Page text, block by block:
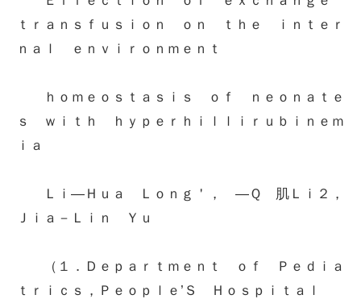
ｔｒａｎｓｆｕｓｉｏｎ ｏｎ ｔｈｅ ｉｎｔｅｒ
ｎａｌ ｅｎｖｉｒｏｎｍｅｎｔ
ｈｏｍｅｏｓｔａｓｉｓ ｏｆ ｎｅｏｎａｔｅ
ｓ ｗｉｔｈ ｈｙｐｅｒｈｉｌｌｉｒｕｂｉｎｅｍ
ｉａ
Ｌｉ—Ｈｕａ Ｌｏｎｇ＇， —Ｑ 肌Ｌｉ２，
Ｊｉａ－Ｌｉｎ Ｙｕ
（１．Ｄｅｐａｒｔｍｅｎｔ ｏｆ Ｐｅｄｉａ
ｔｒｉｃｓ，Ｐｅｏｐｌｅ’Ｓ Ｈｏｓｐｉｔａｌ